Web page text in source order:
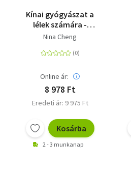
Kínai gyógyászat a
lélek számára -
Tudományosan
útmutató a mentális
támogatására a kínai
gyógyászat
segítségével
Nina Cheng
Online ár:
8 978 Ft
Eredeti ár: 9 975 Ft
Kosárba
2 - 3 munkanap